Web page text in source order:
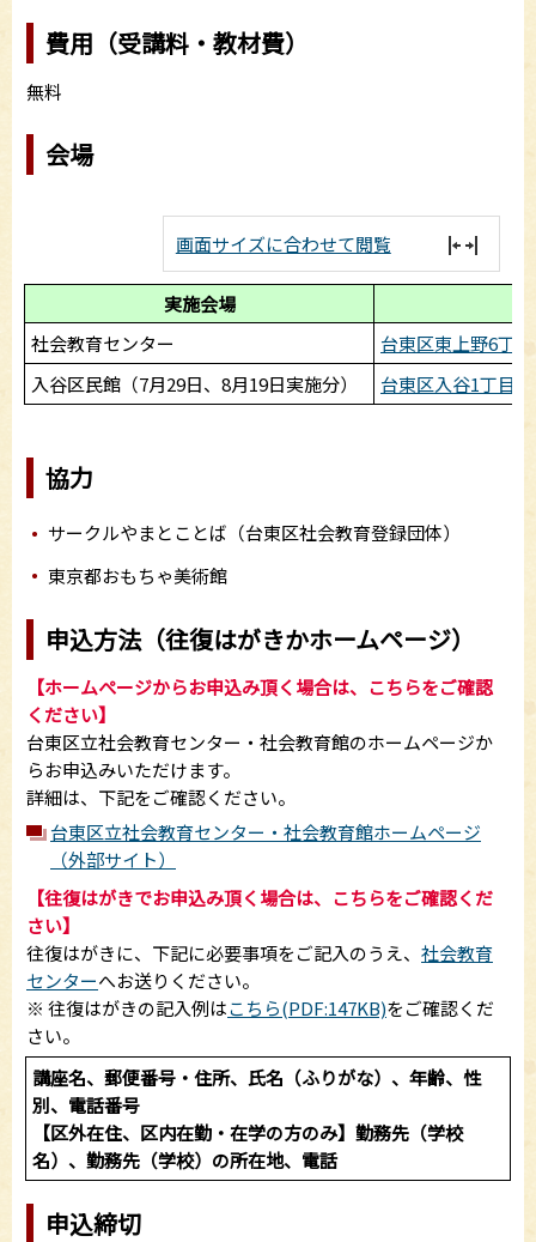
費用（受講料・教材費）
無料
会場
画面サイズに合わせて閲覧
実施会場
社会教育センター
台東区東上野6丁
入谷区民館（7月29日、8月19日実施分）
台東区入谷1丁目
協力
サークルやまとことば（台東区社会教育登録団体）
東京都おもちゃ美術館
申込方法（往復はがきかホームページ）
【ホームぺージからお申込み頂く場合は、こちらをご確認
ください】
台東区立社会教育センター・社会教育館のホームページか
らお申込みいただけます。
詳細は、下記をご確認ください。
台東区立社会教育センター・社会教育館ホームページ
（外部サイト）
【往復はがきでお申込み頂く場合は、こちらをご確認くだ
さい】
往復はがきに、下記に必要事項をご記入のうえ、 社会教育
センターへお送りください。
※ 往復はがきの記入例はこちら(PDF:147KB)をご確認くだ
さい。
講座名、郵便番号・住所、氏名（ふりがな）、年齢、性
別、電話番号
【区外在住、区内在勤・在学の方のみ】勤務先（学校
名）、勤務先（学校）の所在地、電話
申込締切